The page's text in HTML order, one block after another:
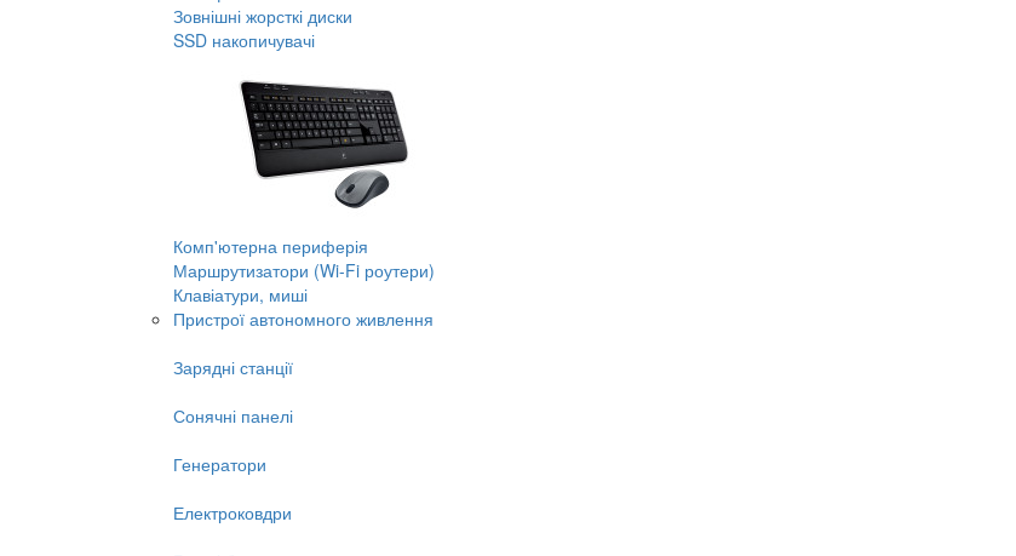
Зовнішні жорсткі диски
SSD накопичувачі
Комп'ютерна периферія
Маршрутизатори (Wi-Fi роутери)
Клавіатури, миші
Пристрої автономного живлення
Зарядні станції
Сонячні панелі
Генератори
Електроковдри